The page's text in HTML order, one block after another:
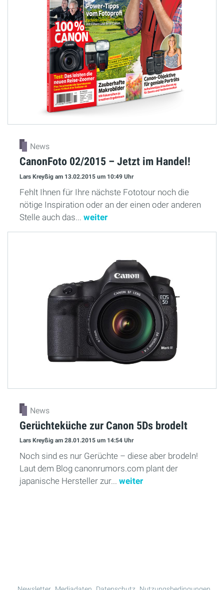
News
CanonFoto 02/2015 – Jetzt im Handel!
Lars Kreyßig am 13.02.2015 um 10:49 Uhr
Fehlt Ihnen für Ihre nächste Fototour noch die
nötige Inspiration oder an der einen oder anderen
Stelle auch das... weiter
News
Gerüchteküche zur Canon 5Ds brodelt
Lars Kreyßig am 28.01.2015 um 14:54 Uhr
Noch sind es nur Gerüchte – diese aber brodeln!
Laut dem Blog canonrumors.com plant der
japanische Hersteller zur... weiter